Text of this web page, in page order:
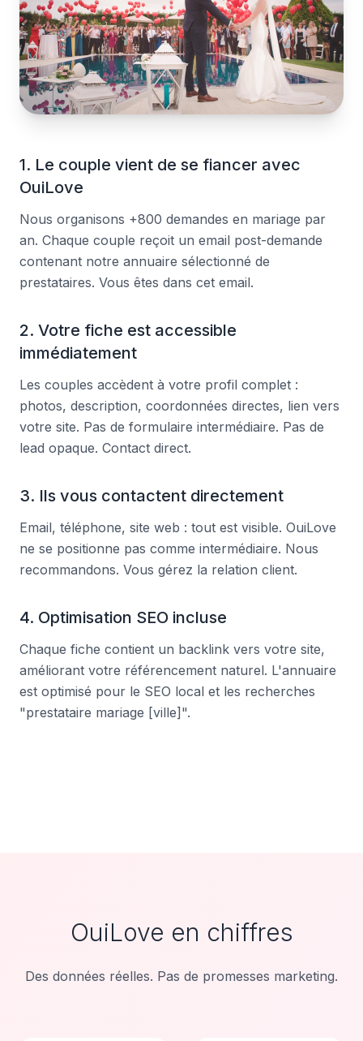
1. Le couple vient de se fiancer avec
OuiLove
Nous organisons +800 demandes en mariage par
an. Chaque couple reçoit un email post-demande
contenant notre annuaire sélectionné de
prestataires. Vous êtes dans cet email.
2. Votre fiche est accessible
immédiatement
Les couples accèdent à votre profil complet :
photos, description, coordonnées directes, lien vers
votre site. Pas de formulaire intermédiaire. Pas de
lead opaque. Contact direct.
3. Ils vous contactent directement
Email, téléphone, site web : tout est visible. OuiLove
ne se positionne pas comme intermédiaire. Nous
recommandons. Vous gérez la relation client.
4. Optimisation SEO incluse
Chaque fiche contient un backlink vers votre site,
améliorant votre référencement naturel. L'annuaire
est optimisé pour le SEO local et les recherches
"prestataire mariage [ville]".
OuiLove en chiffres
Des données réelles. Pas de promesses marketing.